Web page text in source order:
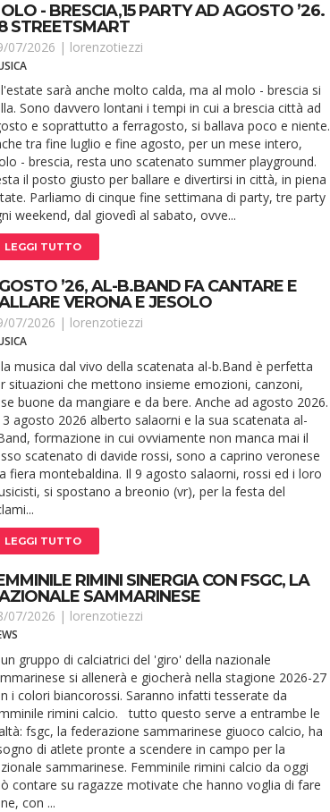
- BRESCIA,15 PARTY AD AGOSTO ’26.
STREETSMART
07/2026 | lorenzotiezzi
sarà anche molto calda, ma al molo - brescia si
Sono davvero lontani i tempi in cui a brescia città ad
e soprattutto a ferragosto, si ballava poco e niente.
tra fine luglio e fine agosto, per un mese intero,
- brescia, resta uno scatenato summer playground.
il posto giusto per ballare e divertirsi in città, in piena
Parliamo di cinque fine settimana di party, tre party
weekend, dal giovedì al sabato, ovve...
LEGGI TUTTO
’26, AL-B.BAND FA CANTARE E
VERONA E JESOLO
07/2026 | lorenzotiezzi
musica dal vivo della scatenata al-b.Band è perfetta
situazioni che mettono insieme emozioni, canzoni,
buone da mangiare e da bere. Anche ad agosto 2026.
3 agosto 2026 alberto salaorni e la sua scatenata al-
formazione in cui ovviamente non manca mai il
scatenato di davide rossi, sono a caprino veronese
fiera montebaldina. Il 9 agosto salaorni, rossi ed i loro
si spostano a breonio (vr), per la festa del
LEGGI TUTTO
RIMINI SINERGIA CON FSGC, LA
SAMMARINESE
07/2026 | lorenzotiezzi
gruppo di calciatrici del 'giro' della nazionale
si allenerà e giocherà nella stagione 2026-27
i colori biancorossi. Saranno infatti tesserate da
rimini calcio. tutto questo serve a entrambe le
fsgc, la federazione sammarinese giuoco calcio, ha
di atlete pronte a scendere in campo per la
sammarinese. Femminile rimini calcio da oggi
contare su ragazze motivate che hanno voglia di fare
con ...